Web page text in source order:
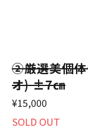
②厳選美個
オ) ±7㎝
¥15,000
SOLD OUT